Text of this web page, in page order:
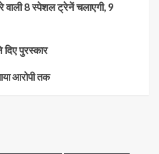
वाली 8 स्पेशल ट्रेनें चलाएगी, 9
दिए पुरस्कार
आरोपी तक